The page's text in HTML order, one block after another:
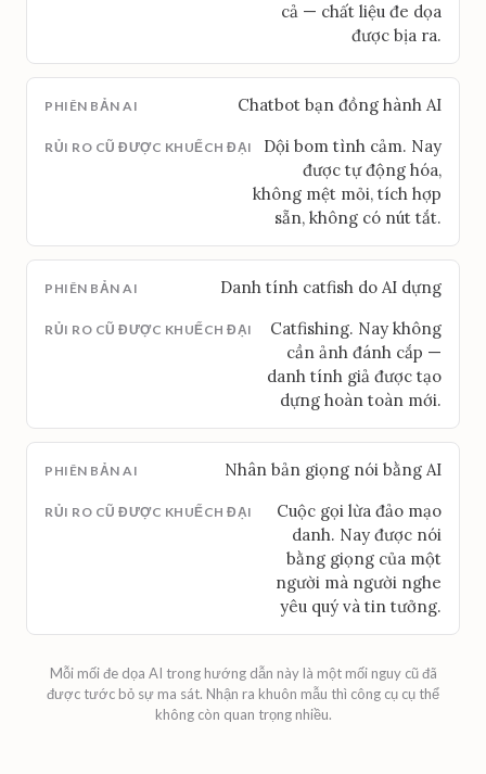
cả — chất liệu đe dọa
được bịa ra.
Chatbot bạn đồng hành AI
Dội bom tình cảm. Nay
được tự động hóa,
không mệt mỏi, tích hợp
sẵn, không có nút tắt.
Danh tính catfish do AI dựng
Catfishing. Nay không
cần ảnh đánh cắp —
danh tính giả được tạo
dựng hoàn toàn mới.
Nhân bản giọng nói bằng AI
Cuộc gọi lừa đảo mạo
danh. Nay được nói
bằng giọng của một
người mà người nghe
yêu quý và tin tưởng.
Mỗi mối đe dọa AI trong hướng dẫn này là một mối nguy cũ đã
được tước bỏ sự ma sát. Nhận ra khuôn mẫu thì công cụ cụ thể
không còn quan trọng nhiều.